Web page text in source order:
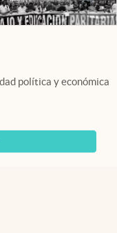
política y económica